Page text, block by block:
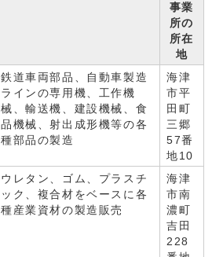
事業
所の
所在
地
鉄道車両部品、自動車製造
ラインの専用機、工作機
械、輸送機、建設機械、食
品機械、射出成形機等の各
種部品の製造
海津
市平
田町
三郷
57番
地10
ウレタン、ゴム、プラスチ
ック、複合材をベースに各
種産業資材の製造販売
海津
市南
濃町
吉田
228